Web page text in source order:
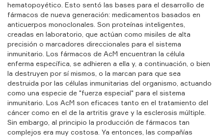
hematopoyético. Esto sentó las bases para el desarrollo de
fármacos de nueva generación: medicamentos basados en
anticuerpos monoclonales. Son proteínas inteligentes,
creadas en laboratorio, que actúan como misiles de alta
precisión o marcadores direccionales para el sistema
inmunitario. Los fármacos de AcM encuentran la célula
enferma específica, se adhieren a ella y, a continuación, o bien
la destruyen por sí mismos, o la marcan para que sea
destruida por las células inmunitarias del organismo, actuando
como una especie de "fuerza especial" para el sistema
inmunitario. Los AcM son eficaces tanto en el tratamiento del
cáncer como en el de la artritis grave y la esclerosis múltiple.
Sin embargo, al principio la producción de fármacos tan
complejos era muy costosa. Ya entonces, las compañías